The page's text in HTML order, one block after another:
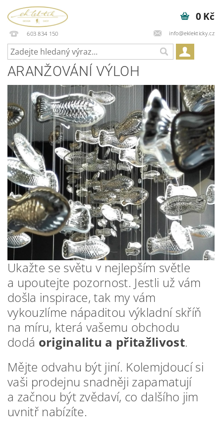
603 834 150 info@eklekticky.cz
0 Kč
ARANŽOVÁNÍ VÝLOH
Ukažte se světu v nejlepším světle
a upoutejte pozornost. Jestli už vám
došla inspirace, tak my vám
vykouzlíme nápaditou výkladní skříň
na míru, která vašemu obchodu
dodá originalitu a přitažlivost.
Mějte odvahu být jiní. Kolemjdoucí si
vaši prodejnu snadněji zapamatují
a začnou být zvědaví, co dalšího jim
uvnitř nabízíte.